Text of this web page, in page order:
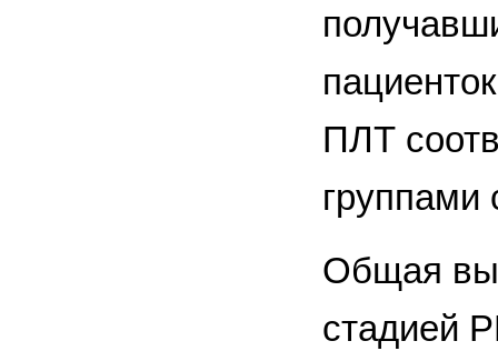
ПЛТ
группами
Общая
стадией